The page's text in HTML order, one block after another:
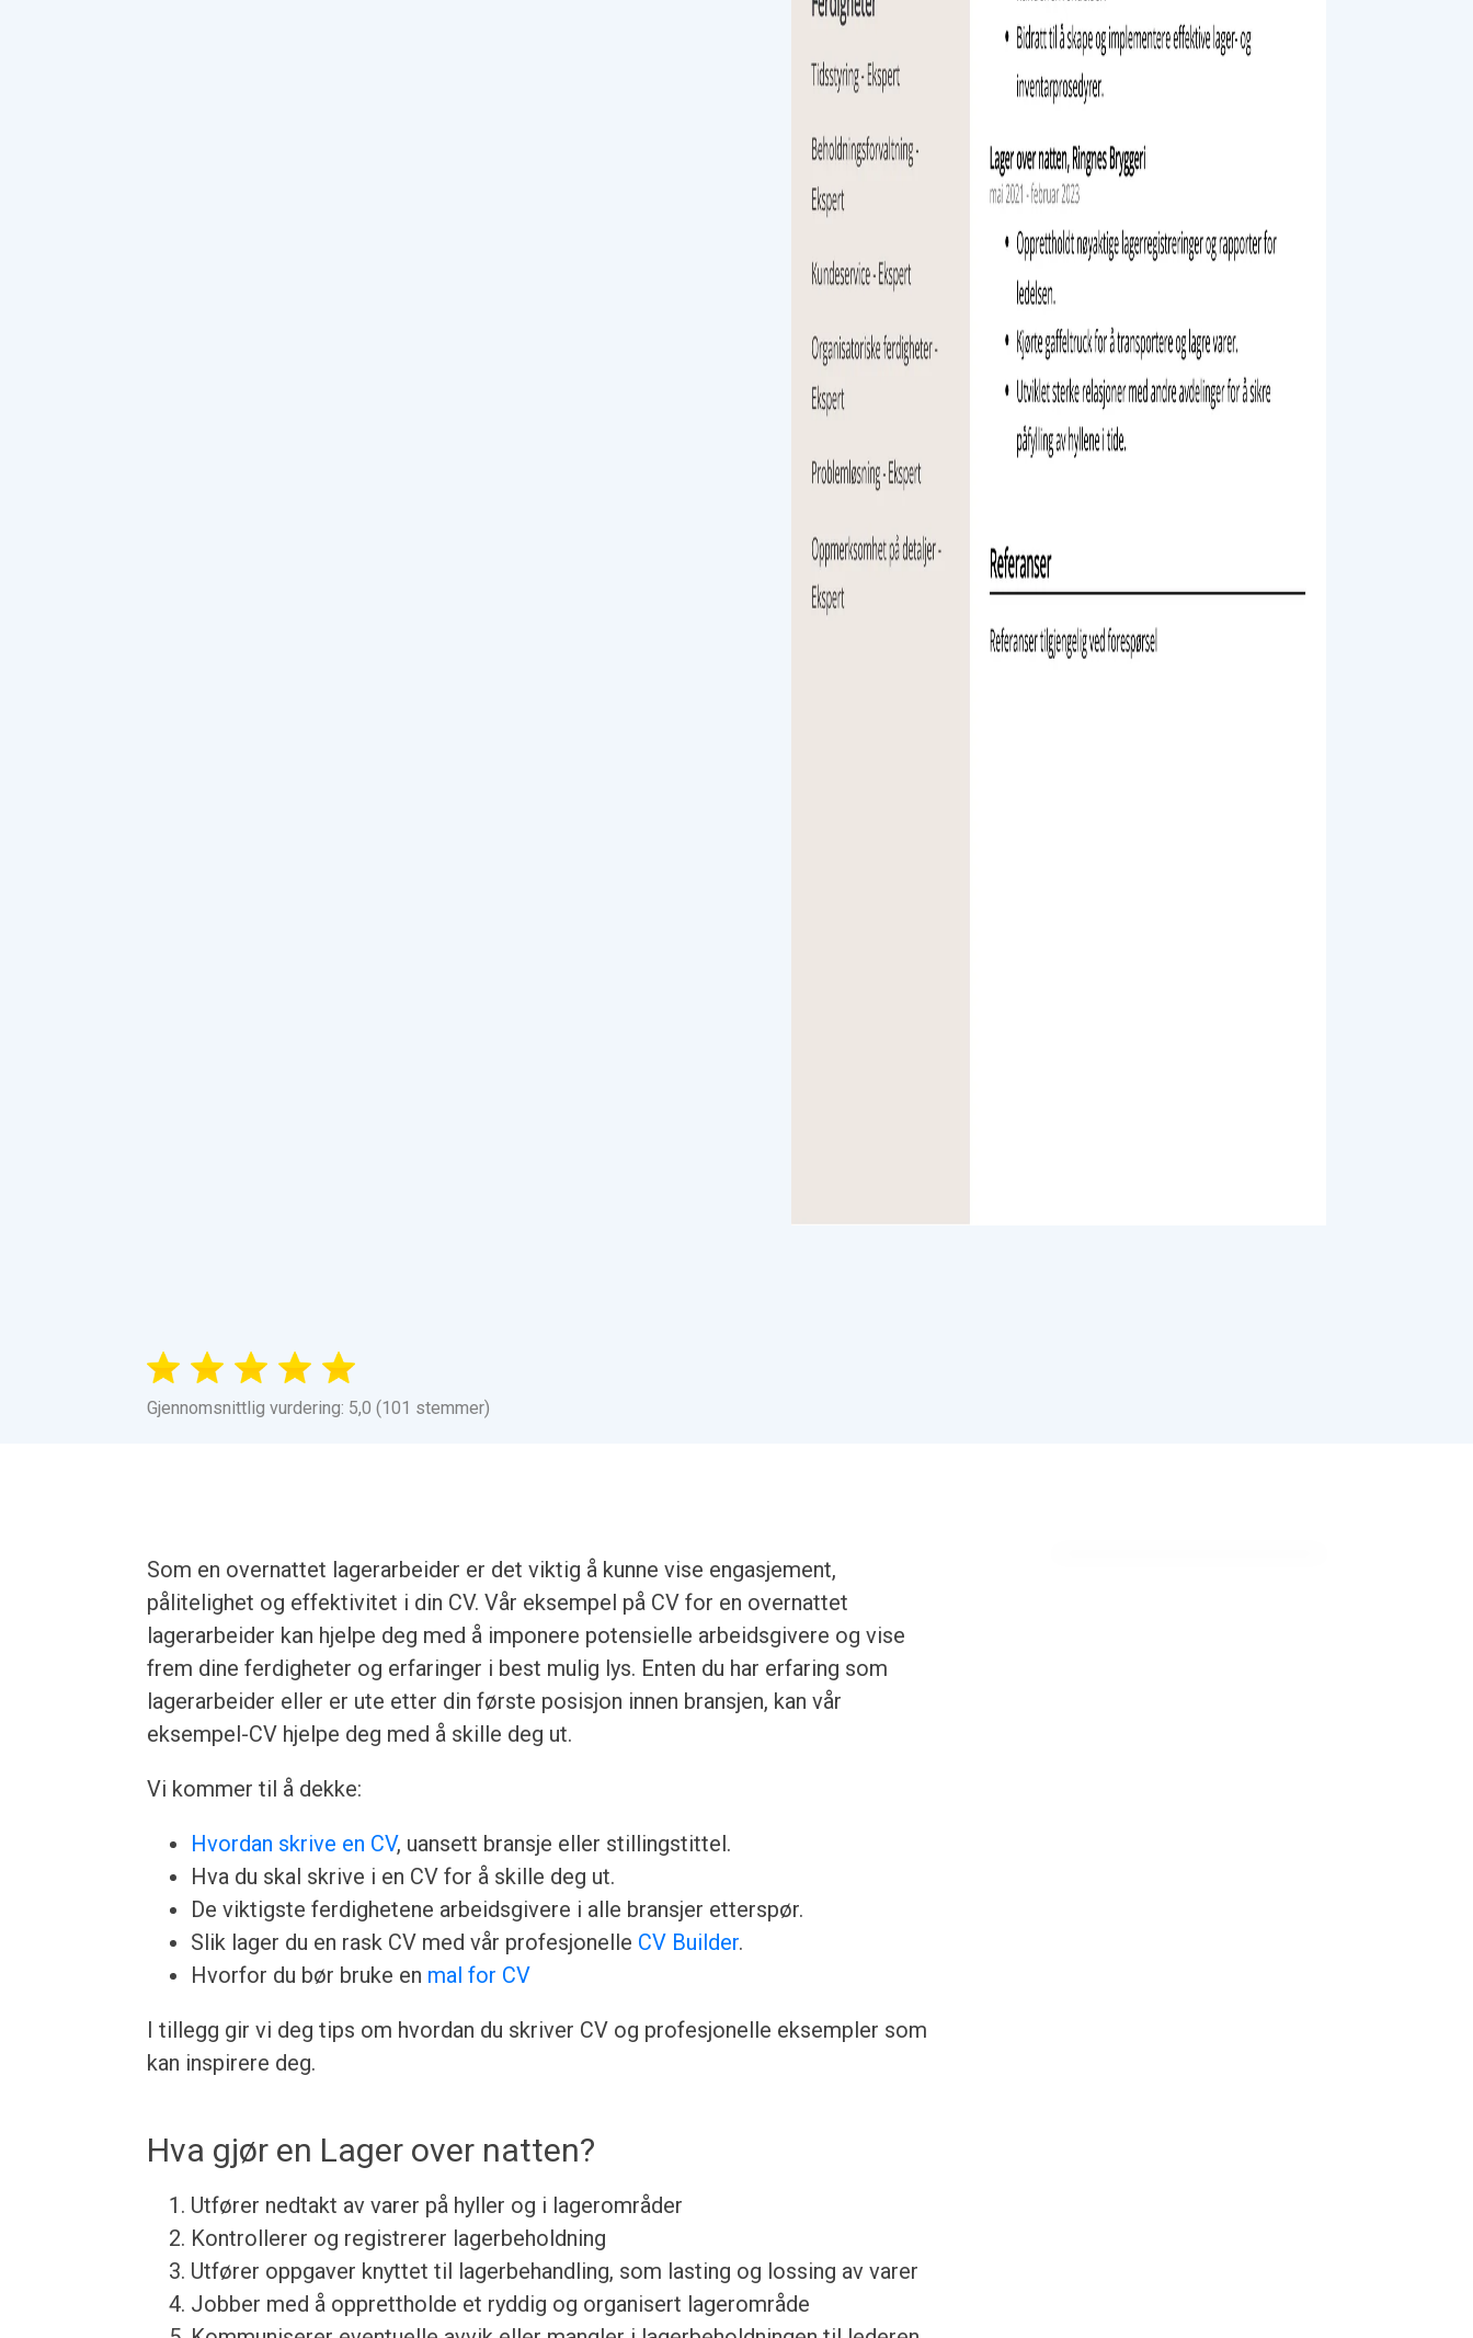
Gjennomsnittlig vurdering: 5,0 (101 stemmer)
Som en overnattet lagerarbeider er det viktig å kunne vise engasjement,
pålitelighet og effektivitet i din CV. Vår eksempel på CV for en overnattet
lagerarbeider kan hjelpe deg med å imponere potensielle arbeidsgivere og vise
frem dine ferdigheter og erfaringer i best mulig lys. Enten du har erfaring som
lagerarbeider eller er ute etter din første posisjon innen bransjen, kan vår
eksempel-CV hjelpe deg med å skille deg ut.
Vi kommer til å dekke:
Hvordan skrive en CV, uansett bransje eller stillingstittel.
Hva du skal skrive i en CV for å skille deg ut.
De viktigste ferdighetene arbeidsgivere i alle bransjer etterspør.
Slik lager du en rask CV med vår profesjonelle CV Builder.
Hvorfor du bør bruke en mal for CV
I tillegg gir vi deg tips om hvordan du skriver CV og profesjonelle eksempler som
kan inspirere deg.
Hva gjør en Lager over natten?
Utfører nedtakt av varer på hyller og i lagerområder
Kontrollerer og registrerer lagerbeholdning
Utfører oppgaver knyttet til lagerbehandling, som lasting og lossing av varer
Jobber med å opprettholde et ryddig og organisert lagerområde